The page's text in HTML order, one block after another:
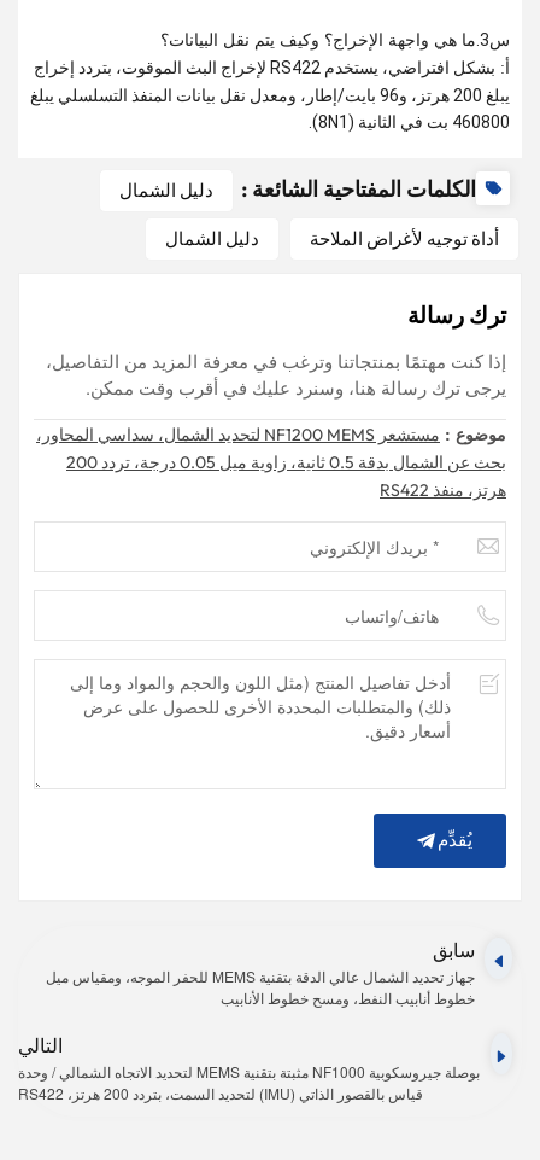
س3.
ما هي واجهة الإخراج؟ وكيف يتم نقل البيانات؟
أ:
بشكل افتراضي، يستخدم RS422 لإخراج البث الموقوت، بتردد إخراج
يبلغ 200 هرتز، و96 بايت/إطار، ومعدل نقل بيانات المنفذ التسلسلي يبلغ
460800 بت في الثانية (8N1).
الكلمات المفتاحية الشائعة : دليل الشمال
أداة توجيه لأغراض الملاحة دليل الشمال
ترك رسالة
إذا كنت مهتمًا بمنتجاتنا وترغب في معرفة المزيد من التفاصيل،
يرجى ترك رسالة هنا، وسنرد عليك في أقرب وقت ممكن.
موضوع :
مستشعر NF1200 MEMS لتحديد الشمال، سداسي المحاور،
بحث عن الشمال بدقة 0.5 ثانية، زاوية ميل 0.05 درجة، تردد 200
هرتز، منفذ RS422
يُقدِّم
سابق
جهاز تحديد الشمال عالي الدقة بتقنية MEMS للحفر الموجه، ومقياس ميل
خطوط أنابيب النفط، ومسح خطوط الأنابيب
التالي
بوصلة جيروسكوبية NF1000 مثبتة بتقنية MEMS لتحديد الاتجاه الشمالي / وحدة
قياس بالقصور الذاتي (IMU) لتحديد السمت، بتردد 200 هرتز، RS422